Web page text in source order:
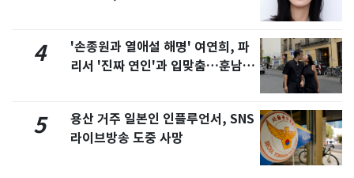
4
'손종원과 열애설 해명' 여연희, 파
리서 '진짜 연인'과 입맞춤…훈남이
5
용산 거주 일본인 인플루언서, SNS
라이브방송 도중 사망